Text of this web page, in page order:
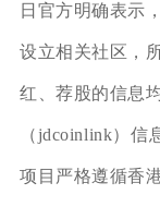
日官方明确表示
设立相关社区，
红、荐股的信息
（jdcoinlink）
项目严格遵循香